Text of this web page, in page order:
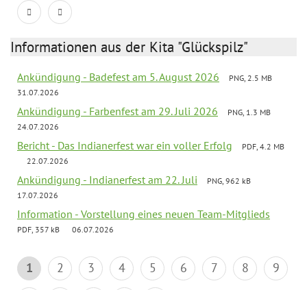
Informationen aus der Kita "Glückspilz"
Ankündigung - Badefest am 5. August 2026
PNG, 2.5 MB
31.07.2026
Ankündigung - Farbenfest am 29. Juli 2026
PNG, 1.3 MB
24.07.2026
Bericht - Das Indianerfest war ein voller Erfolg
PDF, 4.2 MB
22.07.2026
Ankündigung - Indianerfest am 22. Juli
PNG, 962 kB
17.07.2026
Information - Vorstellung eines neuen Team-Mitglieds
PDF, 357 kB 06.07.2026
1 2 3 4 5 6 7 8
9